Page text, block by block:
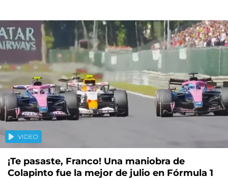
VIDEO
¡Te pasaste, Franco! Una maniobra de
Colapinto fue la mejor de julio en Fórmula 1